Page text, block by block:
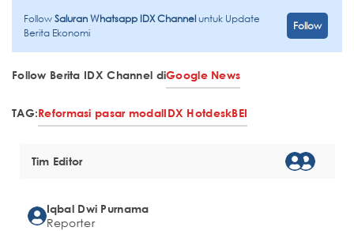
FollowSaluran Whatsapp IDX Channeluntuk Update
Berita Ekonomi
Follow
Follow Berita IDX Channel diGoogle News
TAG:Reformasi pasar modalIDX HotdeskBEI
Tim Editor
Iqbal Dwi Purnama
Reporter